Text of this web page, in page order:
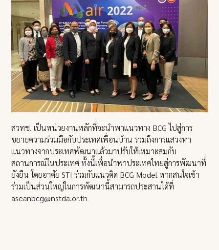
สวทช. เป็นหน่วยงานหลักที่จะนำพาแนวทาง BCG ไปสู่การ
ขยายความร่วมมือกับประเทศเพื่อนบ้าน รวมถึงการแสวงหา
แนวทางจากประเทศพัฒนาแล้วมาปรับให้เหมาะสมกับ
สถานการณ์ในประเทศ ทั้งนี้เพื่อนำพาประเทศไทยสู่การพัฒนาที่
ยังยืน โดยอาศัย STI ร่วมกับแนวคิด BCG Model หากสนใจเข้า
ร่วมเป็นส่วนใหญ่ในการพัฒนานี้สามารถประสานได้ที่
aseanbcg@nstda.or.th